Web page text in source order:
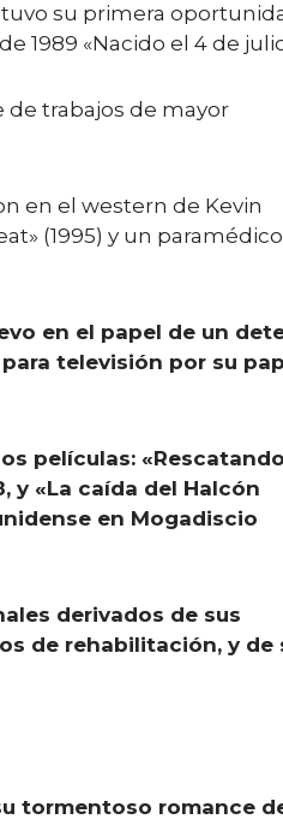
su primera
1989 «Nacido el 4 de
de trabajos de mayor
en el western de Kevin
(1995) y un
en el papel de un
televisión por su
películas:
y «La caída del Halcón
en Mogadiscio
derivados de sus
de rehabilitación, y de
tormentoso romance